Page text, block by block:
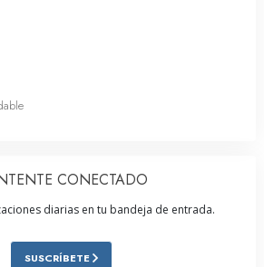
CONECTADO
diarias en tu bandeja de entrada.
SUSCRÍBETE